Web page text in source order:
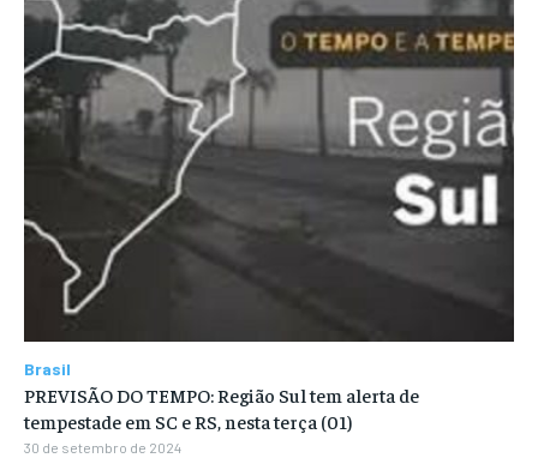
Brasil
PREVISÃO DO TEMPO: Região Sul tem alerta de
tempestade em SC e RS, nesta terça (01)
30 de setembro de 2024